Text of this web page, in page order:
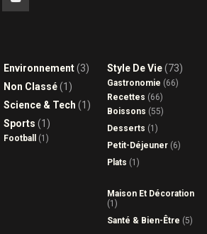
Environnement(3)
Non Classé(1)
Science & Tech (1)
Sports (1)
Football (1)
Style De Vie(73)
Gastronomie (66)
Recettes (66)
Boissons (55)
Desserts (1)
Petit-Déjeuner (6)
Plats (1)
Maison Et Décoration
(1)
Santé & Bien-Être (5)